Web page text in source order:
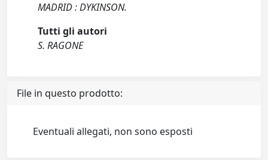
MADRID : DYKINSON.
Tutti gli autori
S. RAGONE
File in questo prodotto:
Eventuali allegati, non sono esposti